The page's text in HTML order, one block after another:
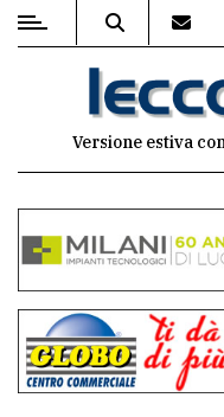
MENU
commenti
Contenuti
del
sito
Versione estiva